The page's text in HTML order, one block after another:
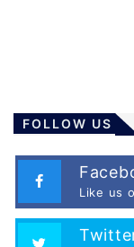
FOLLOW US
Like us